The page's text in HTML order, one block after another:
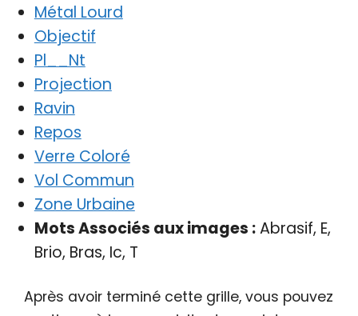
Métal Lourd
Objectif
Pl__Nt
Projection
Ravin
Repos
Verre Coloré
Vol Commun
Zone Urbaine
Mots Associés aux images :Abrasif, E,
Brio, Bras, Ic, T
Après avoir terminé cette grille, vous pouvez